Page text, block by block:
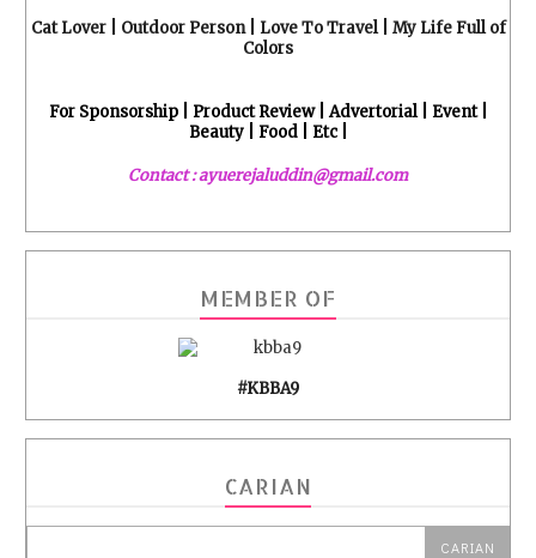
Cat Lover | Outdoor Person | Love To Travel | My Life Full of
Colors
For Sponsorship | Product Review | Advertorial | Event |
Beauty | Food | Etc |
Contact : ayuerejaluddin@gmail.com
MEMBER OF
#KBBA9
CARIAN